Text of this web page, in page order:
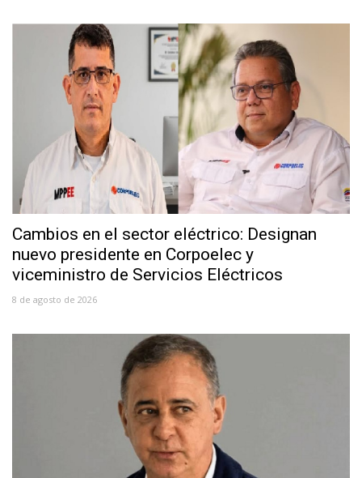
Cambios en el sector eléctrico: Designan
nuevo presidente en Corpoelec y
viceministro de Servicios Eléctricos
8 de agosto de 2026